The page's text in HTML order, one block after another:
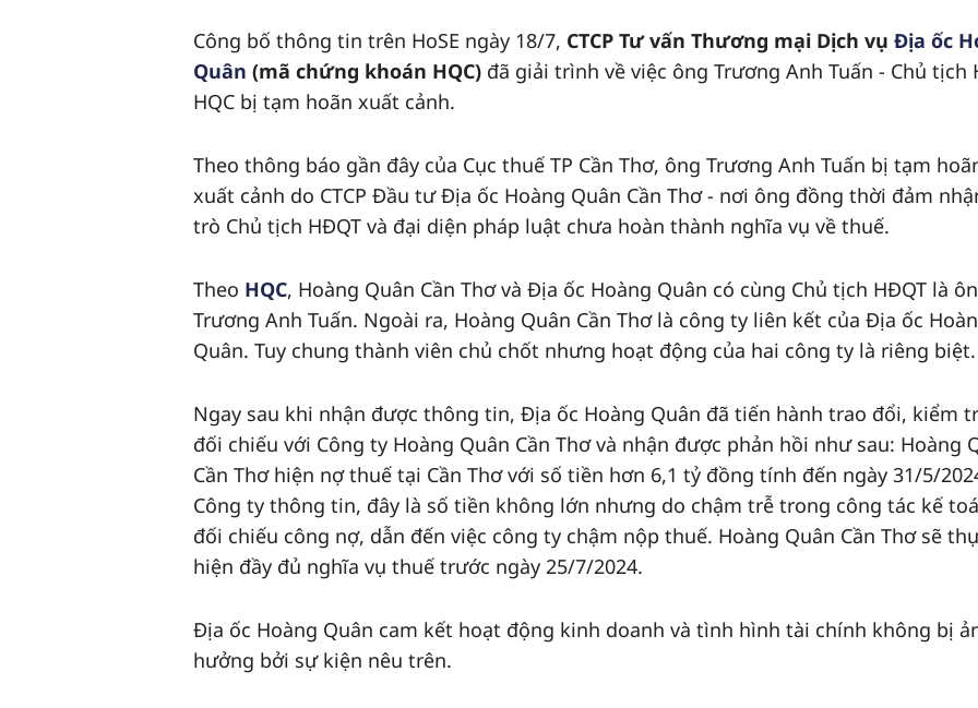
Công bố thông tin trên HoSE ngày 18/7, CTCP Tư vấn Thương mại Dịch vụ Địa ốc
Quân (mã chứng khoán HQC) đã giải trình về việc ông Trương Anh Tuấn - Chủ tịch
HQC bị tạm hoãn xuất cảnh.
Theo thông báo gần đây của Cục thuế TP Cần Thơ, ông Trương Anh Tuấn bị tạm
xuất cảnh do CTCP Đầu tư Địa ốc Hoàng Quân Cần Thơ - nơi ông đồng thời đảm
trò Chủ tịch HĐQT và đại diện pháp luật chưa hoàn thành nghĩa vụ về thuế.
Theo HQC, Hoàng Quân Cần Thơ và Địa ốc Hoàng Quân có cùng Chủ tịch HĐQT là
Trương Anh Tuấn. Ngoài ra, Hoàng Quân Cần Thơ là công ty liên kết của Địa ốc
Quân. Tuy chung thành viên chủ chốt nhưng hoạt động của hai công ty là riêng biệt.
Ngay sau khi nhận được thông tin, Địa ốc Hoàng Quân đã tiến hành trao đổi, kiểm
đối chiếu với Công ty Hoàng Quân Cần Thơ và nhận được phản hồi như sau: Hoàng
Cần Thơ hiện nợ thuế tại Cần Thơ với số tiền hơn 6,1 tỷ đồng tính đến ngày 31/5/
Công ty thông tin, đây là số tiền không lớn nhưng do chậm trễ trong công tác kế
đối chiếu công nợ, dẫn đến việc công ty chậm nộp thuế. Hoàng Quân Cần Thơ sẽ
hiện đầy đủ nghĩa vụ thuế trước ngày 25/7/2024.
Địa ốc Hoàng Quân cam kết hoạt động kinh doanh và tình hình tài chính không bị
hưởng bởi sự kiện nêu trên.